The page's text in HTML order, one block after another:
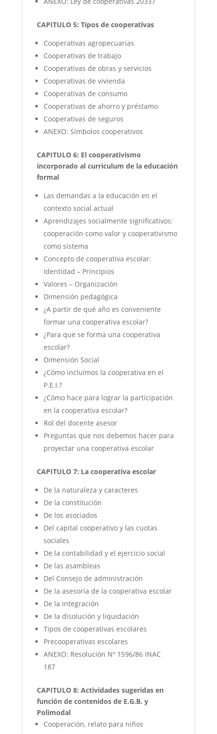
CAPITULO 5: Tipos de cooperativas
Cooperativas agropecuarias
Cooperativas de trabajo
Cooperativas de obras y servicios
Cooperativas de vivienda
Cooperativas de consumo
Cooperativas de ahorro y préstamo
Cooperativas de seguros
ANEXO: Símbolos cooperativos
CAPITULO 6: El cooperativismo
incorporado al curriculum de la educación
formal
Las demandas a la educación en el
contexto social actual
Aprendizajes socialmente significativos:
cooperación como valor y cooperativismo
como sistema
Concepto de cooperativa escolar:
Identidad – Principios
Valores – Organización
Dimensión pedagógica
¿A partir de qué año es conveniente
formar una cooperativa escolar?
¿Para que se forma una cooperativa
escolar?
Dimensión Social
¿Cómo incluímos la cooperativa en el
P.E.I.?
¿Cómo hace para lograr la participación
en la cooperativa escolar?
Rol del docente asesor
Preguntas que nos debemos hacer para
proyectar una cooperativa escolar
CAPITULO 7: La cooperativa escolar
De la naturaleza y caracteres
De la constitución
De los asociados
Del capital cooperativo y las cuotas
sociales
De la contabilidad y el ejercicio social
De las asambleas
Del Consejo de administración
De la asesoría de la cooperativa escolar
De la integración
De la disolución y liquidación
Tipos de cooperativas escolares
Precooperativas escolares
ANEXO: Resolución Nº 1596/86 INAC
187
CAPITULO 8: Actividades sugeridas en
función de contenidos de E.G.B. y
Polimodal
Cooperación, relato para niños